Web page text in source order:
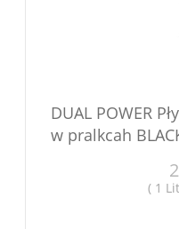
DUAL POWER
w pralkcah
( 1